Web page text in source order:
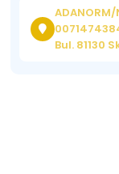
Bul. 81130